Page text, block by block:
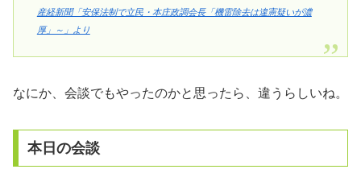
産経新聞「安保法制で立民・本庄政調会長「機雷除去は違憲疑いが濃
厚」～」より
なにか、会談でもやったのかと思ったら、違うらしいね。
本日の会談